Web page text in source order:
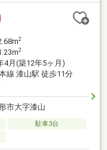
2
2
4月(築12年5ヶ月)
線 漆山駅 徒歩11分
市大字漆山
駐車3台